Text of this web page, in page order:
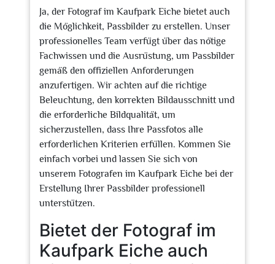
Ja, der Fotograf im Kaufpark Eiche bietet auch
die Möglichkeit, Passbilder zu erstellen. Unser
professionelles Team verfügt über das nötige
Fachwissen und die Ausrüstung, um Passbilder
gemäß den offiziellen Anforderungen
anzufertigen. Wir achten auf die richtige
Beleuchtung, den korrekten Bildausschnitt und
die erforderliche Bildqualität, um
sicherzustellen, dass Ihre Passfotos alle
erforderlichen Kriterien erfüllen. Kommen Sie
einfach vorbei und lassen Sie sich von
unserem Fotografen im Kaufpark Eiche bei der
Erstellung Ihrer Passbilder professionell
unterstützen.
Bietet der Fotograf im
Kaufpark Eiche auch